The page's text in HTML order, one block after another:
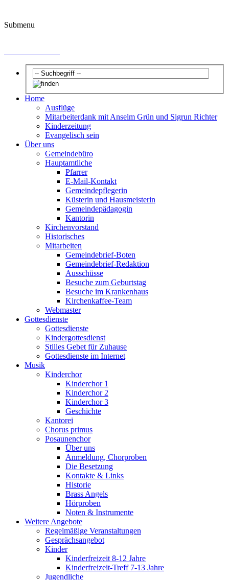
Submenu
Home
Ausflüge
Mitarbeiterdank mit Anselm Grün und Sigrun Richter
Kinderzeitung
Evangelisch sein
Über uns
Gemeindebüro
Hauptamtliche
Pfarrer
E-Mail-Kontakt
Gemeindepflegerin
Küsterin und Hausmeisterin
Gemeindepädagogin
Kantorin
Kirchenvorstand
Historisches
Mitarbeiten
Gemeindebrief-Boten
Gemeindebrief-Redaktion
Ausschüsse
Besuche zum Geburtstag
Besuche im Krankenhaus
Kirchenkaffee-Team
Webmaster
Gottesdienste
Gottesdienste
Kindergottesdienst
Stilles Gebet für Zuhause
Gottesdienste im Internet
Musik
Kinderchor
Kinderchor 1
Kinderchor 2
Kinderchor 3
Geschichte
Kantorei
Chorus primus
Posaunenchor
Über uns
Anmeldung, Chorproben
Die Besetzung
Kontakte & Links
Historie
Brass Angels
Hörproben
Noten & Instrumente
Weitere Angebote
Regelmäßige Veranstaltungen
Gesprächsangebot
Kinder
Kinderfreizeit 8-12 Jahre
Kinderfreizeit-Treff 7-13 Jahre
Jugendliche